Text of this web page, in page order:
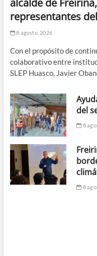
alcalde de
representantes
8 agosto, 2026
Con el propósito de
colaborativo entre
SLEP Huasco, Javier
del
8
8